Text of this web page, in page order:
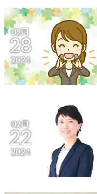
02月
28
2024
02月
22
2024